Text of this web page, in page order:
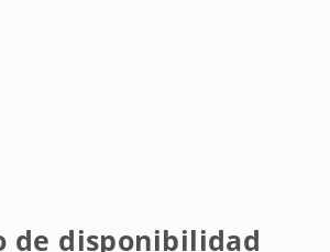
de disponibilidad